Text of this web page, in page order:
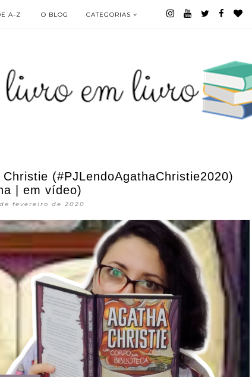
A-Z O BLOG CATEGORIAS
(#PJLendoAgathaChristie2020)
| em vídeo)
fevereiro de 2020